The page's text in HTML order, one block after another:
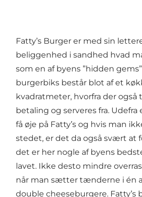
Fatty’s Burger er med sin
beliggenhed i sandhed hvad
som en af byens ”hidden
burgerbiks består blot af et
kvadratmeter, hvorfra der også
betaling og serveres fra.
få øje på Fatty’s og hvis man
stedet, er det da også svært at
det er her nogle af byens
lavet. Ikke desto mindre
når man sætter tænderne i én
double cheeseburgere. Fatty’s